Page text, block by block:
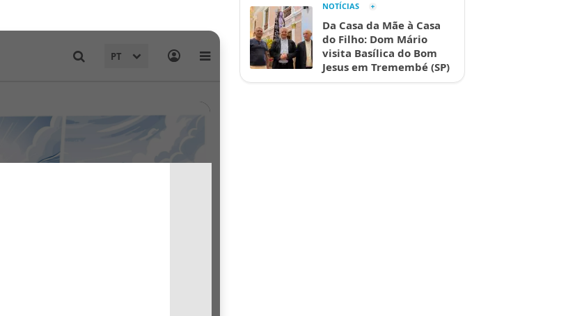
NOTÍCIAS
Da Casa da Mãe à Casa
do Filho: Dom Mário
visita Basílica do Bom
Jesus em Tremembé (SP)